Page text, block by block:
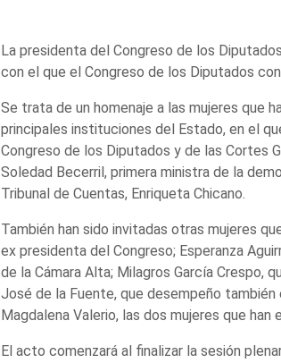
La presidenta del Congreso de los
con el que el Congreso de los Diputados
Se trata de un homenaje a las mujeres que
principales instituciones del Estado, en el
Congreso de los Diputados y de las Cortes
Soledad Becerril, primera ministra de la
Tribunal de Cuentas, Enriqueta Chicano.
También han sido invitadas otras mujeres
ex presidenta del Congreso; Esperanza
de la Cámara Alta; Milagros García Crespo,
José de la Fuente, que desempeño
Magdalena Valerio, las dos mujeres que
El acto comenzará al finalizar la sesión